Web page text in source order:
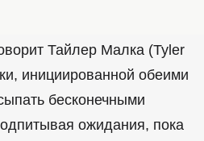
Тайлер Малка (Tyler
инициированной обеими
бесконечными
ожидания, пока